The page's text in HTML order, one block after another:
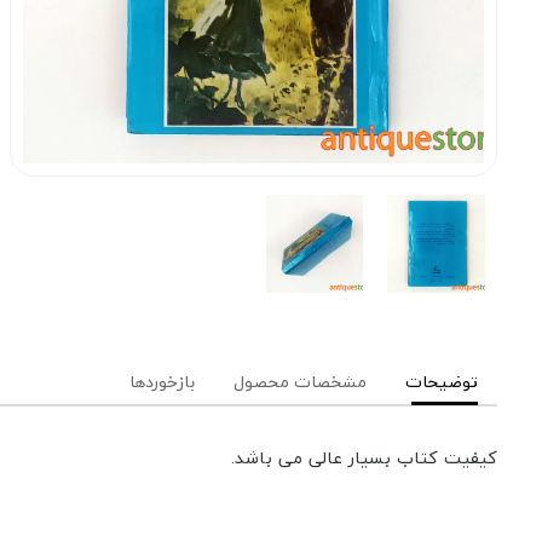
توضیحات مشخصات محصول بازخوردها
کیفیت کتاب بسیار عالی می باشد.